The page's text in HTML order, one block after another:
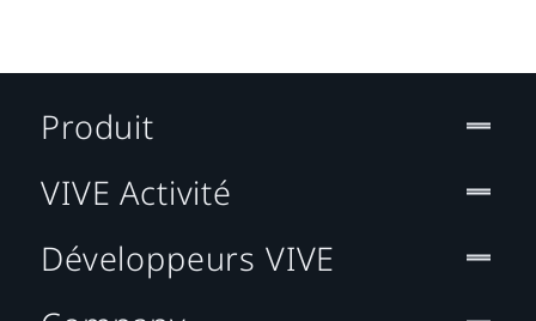
Produit
VIVE Activité
Développeurs VIVE